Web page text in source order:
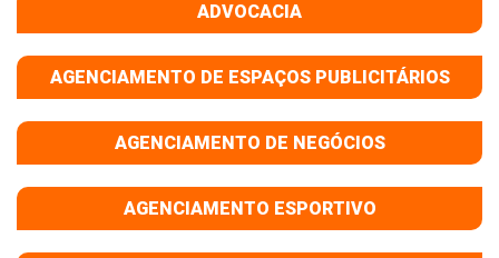
ADVOCACIA
AGENCIAMENTO DE ESPAÇOS PUBLICITÁRIOS
AGENCIAMENTO DE NEGÓCIOS
AGENCIAMENTO ESPORTIVO